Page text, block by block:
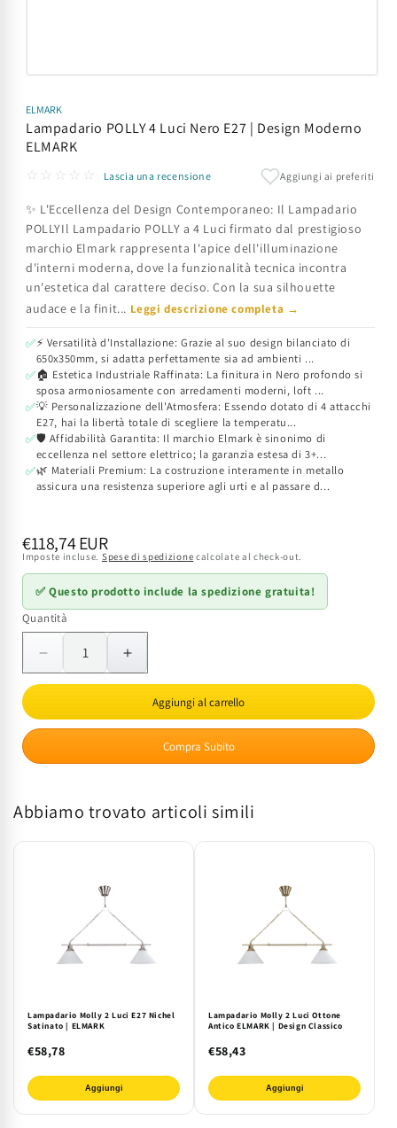
multimediali
1
in
finestra
ELMARK
Lampadario POLLY 4 Luci Nero E27 | Design Moderno
ELMARK
☆☆☆☆☆
Lascia una recensione Aggiungi ai preferiti
✨ L'Eccellenza del Design Contemporaneo: Il Lampadario
POLLYIl Lampadario POLLY a 4 Luci firmato dal prestigioso
marchio Elmark rappresenta l'apice dell'illuminazione
d'interni moderna, dove la funzionalità tecnica incontra
un'estetica dal carattere deciso. Con la sua silhouette
audace e la finit... Leggi descrizione completa →
✅⚡ Versatilità d'Installazione: Grazie al suo design bilanciato di
650x350mm, si adatta perfettamente sia ad ambienti ...
✅🏠 Estetica Industriale Raffinata: La finitura in Nero profondo si
sposa armoniosamente con arredamenti moderni, loft ...
✅💡 Personalizzazione dell'Atmosfera: Essendo dotato di 4 attacchi
E27, hai la libertà totale di scegliere la temperatu...
✅🛡️ Affidabilità Garantita: Il marchio Elmark è sinonimo di
eccellenza nel settore elettrico; la garanzia estesa di 3+...
✅🌿 Materiali Premium: La costruzione interamente in metallo
assicura una resistenza superiore agli urti e al passare d...
Prezzo
di
listino
€118,74 EUR
Imposte incluse. Spese di spedizione calcolate al check-out.
✅ Questo prodotto include la spedizione gratuita!
Quantità
Quantità
Diminuisci
quantità
Lampadario
POLLY
E27
Design
ELMARK
Aumenta
quantità
Lampadario
POLLY
E27
Design
Aggiungi al carrello
Compra Subito
Abbiamo trovato articoli simili
Lampadario Molly 2 Luci E27 Nichel
Satinato | ELMARK
€58,78
Aggiungi
Lampadario Molly 2 Luci Ottone
Antico ELMARK | Design Classico
€58,43
Aggiungi